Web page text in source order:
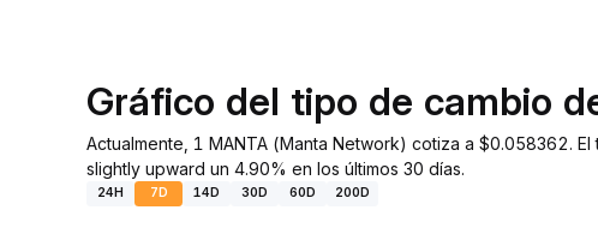
Gráfico del tipo de cambio
Actualmente, 1 MANTA (Manta Network) cotiza a $0.058362.
slightly upward un 4.90% en los últimos 30 días.
24H 7D 14D 30D 60D 200D